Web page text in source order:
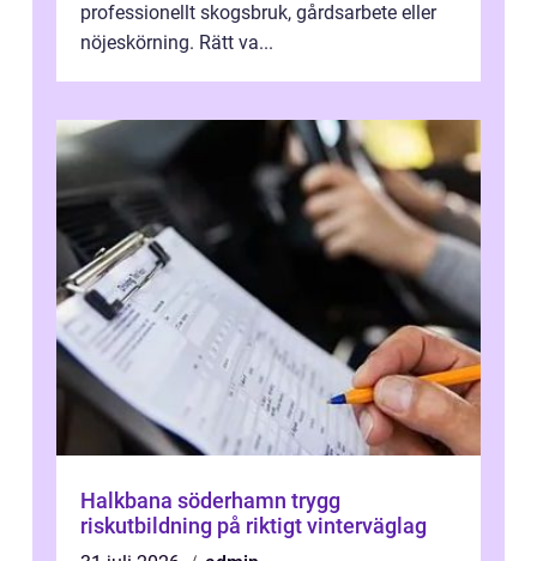
professionellt skogsbruk, gårdsarbete eller
nöjeskörning. Rätt va...
Halkbana söderhamn trygg
riskutbildning på riktigt vinterväglag